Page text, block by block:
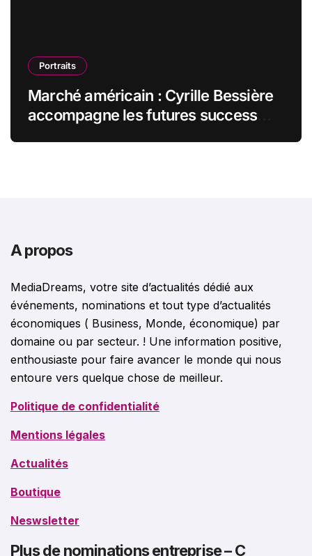
Portraits
Marché américain : Cyrille Bessière
accompagne les futures success
A propos
MediaDreams, votre site d’actualités dédié aux
événements, nominations et tout type d’actualités
économiques ( Business, Monde, économique) par
domaine ou par secteur. ! Une information positive,
enthousiaste pour faire avancer le monde qui nous
entoure vers quelque chose de meilleur.
Politique de confidentialité
Mentions légales
Actualités
Boutique
Neswsletter
Plus de nominations entreprise – C